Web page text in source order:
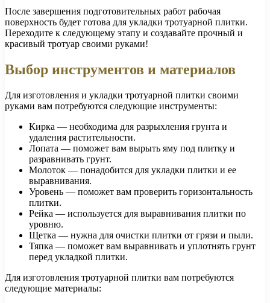
После завершения подготовительных работ рабочая
поверхность будет готова для укладки тротуарной плитки.
Переходите к следующему этапу и создавайте прочный и
красивый тротуар своими руками!
Выбор инструментов и материалов
Для изготовления и укладки тротуарной плитки своими
руками вам потребуются следующие инструменты:
Кирка — необходима для разрыхления грунта и
удаления растительности.
Лопата — поможет вам вырыть яму под плитку и
разравнивать грунт.
Молоток — понадобится для укладки плитки и ее
выравнивания.
Уровень — поможет вам проверить горизонтальность
плитки.
Рейка — используется для выравнивания плитки по
уровню.
Щетка — нужна для очистки плитки от грязи и пыли.
Тяпка — поможет вам выравнивать и уплотнять грунт
перед укладкой плитки.
Для изготовления тротуарной плитки вам потребуются
следующие материалы: